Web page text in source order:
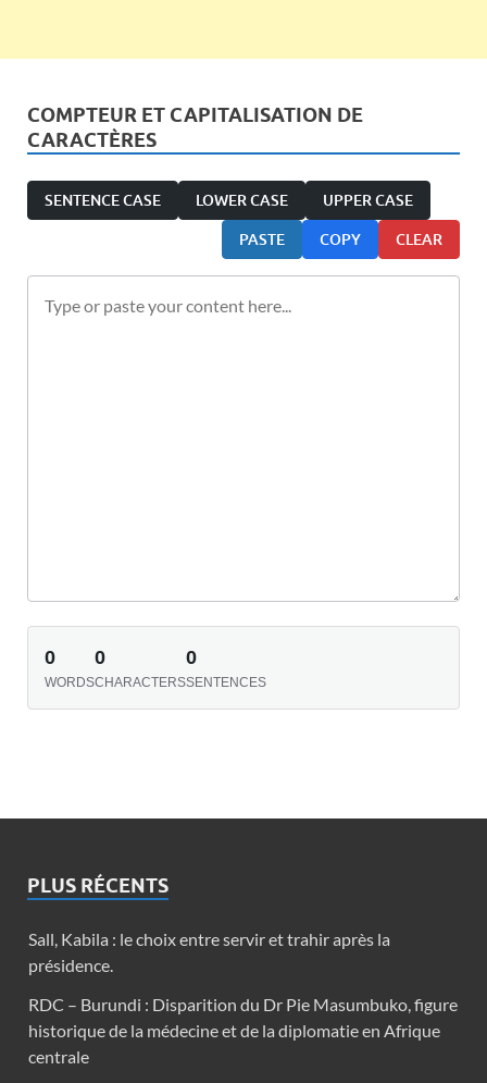
COMPTEUR ET CAPITALISATION DE
CARACTÈRES
SENTENCE CASE LOWER CASE UPPER CASE
PASTE COPY CLEAR
0
WORDS
0
CHARACTERS
0
SENTENCES
PLUS RÉCENTS
Sall, Kabila : le choix entre servir et trahir après la
présidence.
RDC – Burundi : Disparition du Dr Pie Masumbuko, figure
historique de la médecine et de la diplomatie en Afrique
centrale